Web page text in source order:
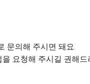
문의해 주시면 돼요.
요청해 주시길 권해드